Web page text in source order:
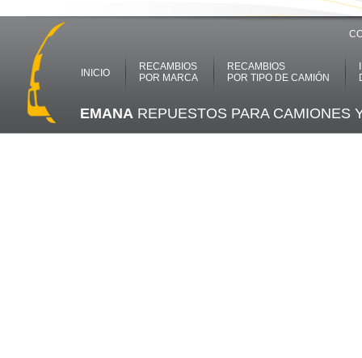
INICIO
RECAMBIOS
POR MARCA
RECAMBIOS
POR TIPO DE CAMIÓN
EMANA REPUESTOS PARA CAMIONES